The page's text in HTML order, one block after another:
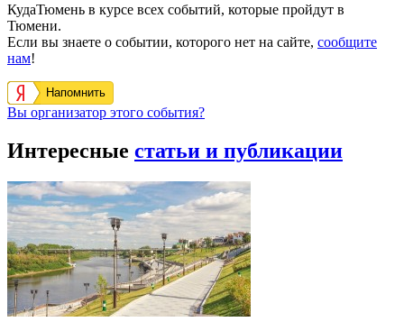
КудаТюмень в курсе всех событий, которые пройдут в
Тюмени.
Если вы знаете о событии, которого нет на сайте, сообщите
нам!
Напомнить
Вы организатор этого события?
Интересные статьи и публикации